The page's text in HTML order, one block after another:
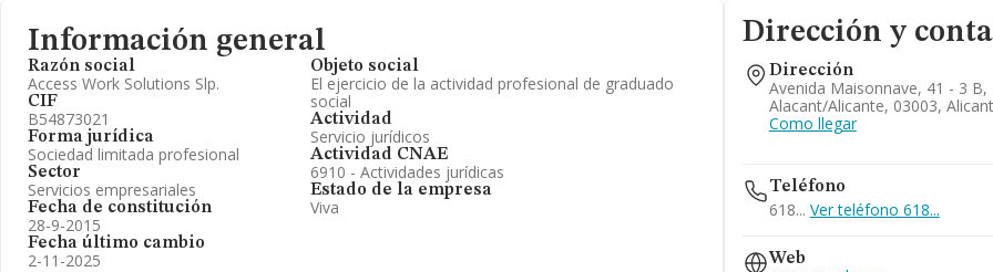
Información general
Razón social
Access Work Solutions Slp.
CIF
B54873021
Forma jurídica
Sociedad limitada profesional
Sector
Servicios empresariales
Fecha de constitución
28-9-2015
Fecha último cambio
2-11-2025
Objeto social
El ejercicio de la actividad profesional de graduado
social
Actividad
Servicio jurídicos
Actividad CNAE
6910 - Actividades jurídicas
Estado de la empresa
Viva
Dirección y
Dirección
Avenida Maisonnave, 41 - 3 B,
Alacant/alicante, 03003,
Como llegar
Teléfono
618... Ver teléfono 618...
Web